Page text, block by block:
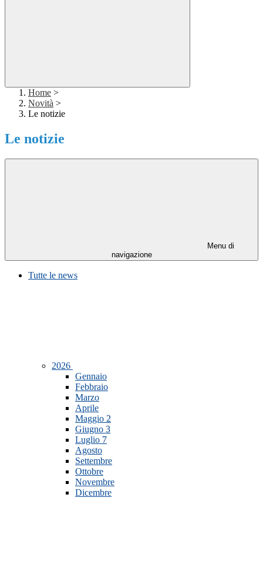
Home >
Novità >
Le notizie
Le notizie
Menu di
navigazione
Tutte le news
2026
Gennaio
Febbraio
Marzo
Aprile
Maggio 2
Giugno 3
Luglio 7
Agosto
Settembre
Ottobre
Novembre
Dicembre